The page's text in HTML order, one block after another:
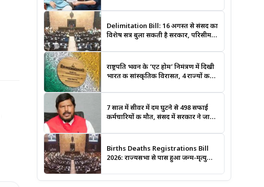
National Highway बनाने की उठाई मांग
Delimitation Bill: 16 अगस्त से संसद का
विशेष सत्र बुला सकती है सरकार, परिसीमन
राष्ट्रपति भवन के ‘एट होम’ निमंत्रण में दिखी
भारत की सांस्कृतिक विरासत, 4 राज्यों की
7 साल में सीवर में दम घुटने से 498 सफाई
कर्मचारियों की मौत, संसद में सरकार ने जारी
Births Deaths Registrations Bill
2026: राज्यसभा से पास हुआ जन्म-मृत्यु
और कब लगेगा कोर्ट का आदेश